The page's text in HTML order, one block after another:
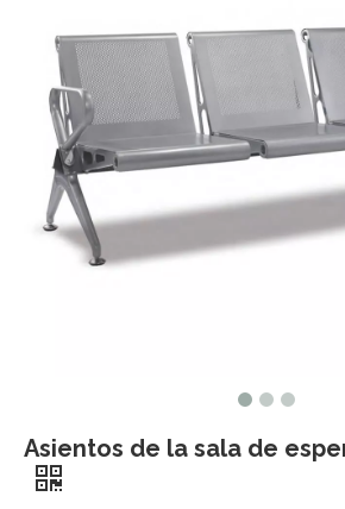
Asientos de la sala de